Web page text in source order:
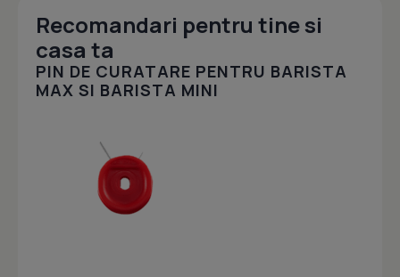
Recomandari pentru tine si
casa ta
PIN DE CURATARE PENTRU BARISTA
MAX SI BARISTA MINI